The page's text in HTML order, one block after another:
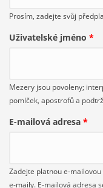
Prosím, zadejte svůj
Uživatelské jméno *
Mezery jsou povoleny;
pomlček, apostrofů a
E-mailová adresa *
Zadejte platnou e-
e-maily. E-mailová adresa